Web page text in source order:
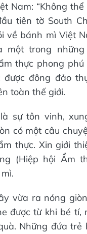
Nam: “Không
tiên tờ South
về bánh mì Việt
một trong
thực phong phú
được đông đảo
toàn thế giới.
sự tôn vinh,
có một câu
thực. Xin giới
(Hiệp hội Ẩm
vừa ra nóng
được từ khi bé tí,
Những đứa trẻ